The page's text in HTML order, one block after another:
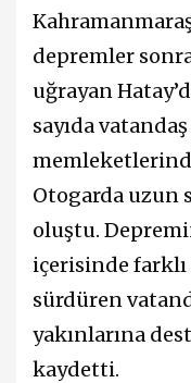
depremler
uğrayan
sayıda
Otogarda uzun
oluştu.
içerisinde farklı
sürdüren
yakınlarına
kaydetti.